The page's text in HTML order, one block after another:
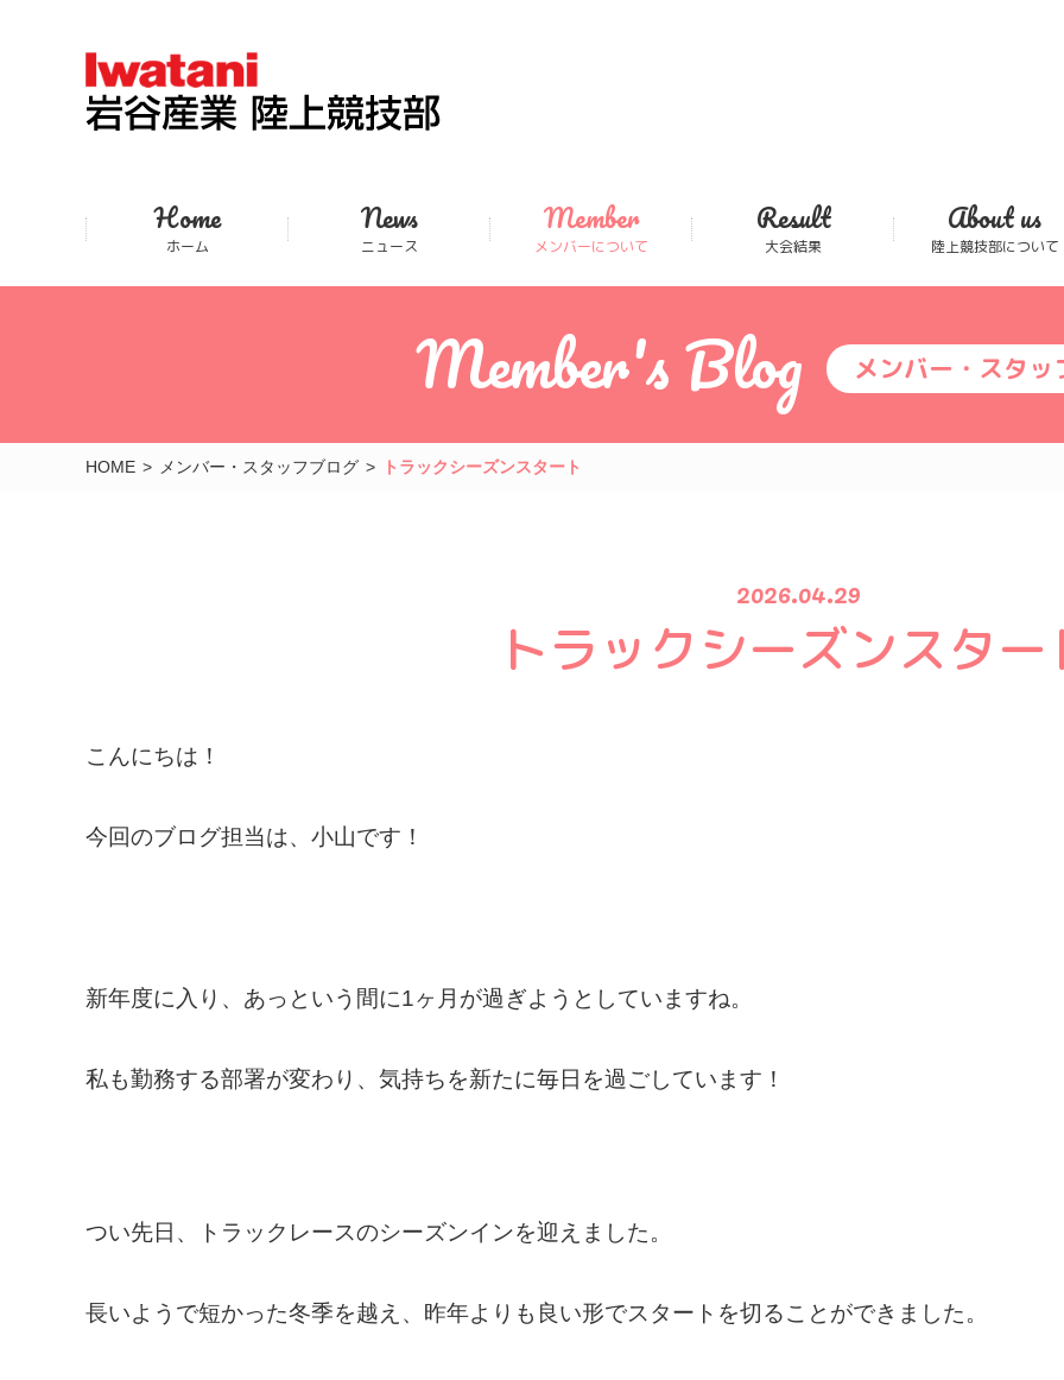
Home
ホーム
News
ニュース
Member
メンバーについて
Result
大会結果
About us
陸上競技部について
Member's Blog メンバー・スタッ
HOME メンバー・スタッフブログ トラックシーズンスタート
2026.04.29
トラックシーズンスター
こんにちは！
今回のブログ担当は、小山です！
新年度に入り、あっという間に1ヶ月が過ぎようとしていますね。
私も勤務する部署が変わり、気持ちを新たに毎日を過ごしています！
つい先日、トラックレースのシーズンインを迎えました。
長いようで短かった冬季を越え、昨年よりも良い形でスタートを切ることができました。